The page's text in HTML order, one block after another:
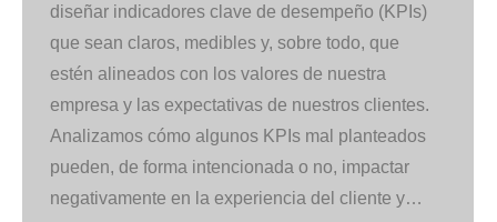
diseñar indicadores clave de desempeño (KPIs)
que sean claros, medibles y, sobre todo, que
estén alineados con los valores de nuestra
empresa y las expectativas de nuestros clientes.
Analizamos cómo algunos KPIs mal planteados
pueden, de forma intencionada o no, impactar
negativamente en la experiencia del cliente y…